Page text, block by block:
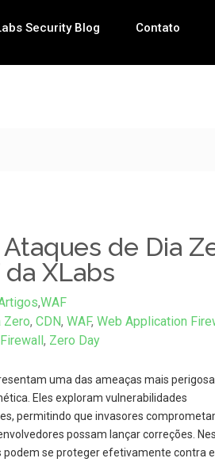
Security Blog Contato
de Dia
XLabs
,WAF
Zero, CDN, WAF, Web Application
, Zero Day
uma das ameaças mais
Eles exploram vulnerabilidades
permitindo que invasores
possam lançar correções.
podem se proteger efetivamente contra